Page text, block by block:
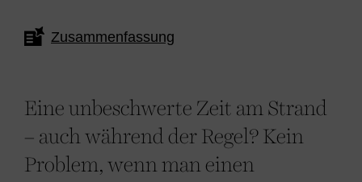
Zusammenfassung
Eine unbeschwerte Zeit am Strand
– auch während der Regel? Kein
Problem, wenn man einen